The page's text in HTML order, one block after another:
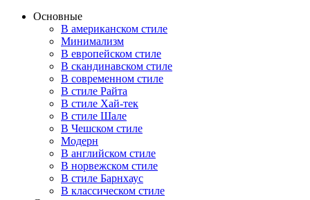
Основные
В американском стиле
Минимализм
В европейском стиле
В скандинавском стиле
В современном стиле
В стиле Райта
В стиле Хай-тек
В стиле Шале
В Чешском стиле
Модерн
В английском стиле
В норвежском стиле
В стиле Барнхаус
В классическом стиле